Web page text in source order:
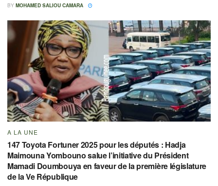
BY MOHAMED SALIOU CAMARA
A LA UNE
147 Toyota Fortuner 2025 pour les députés : Hadja
Maimouna Yombouno salue l’initiative du Président
Mamadi Doumbouya en faveur de la première législature
de la Ve République